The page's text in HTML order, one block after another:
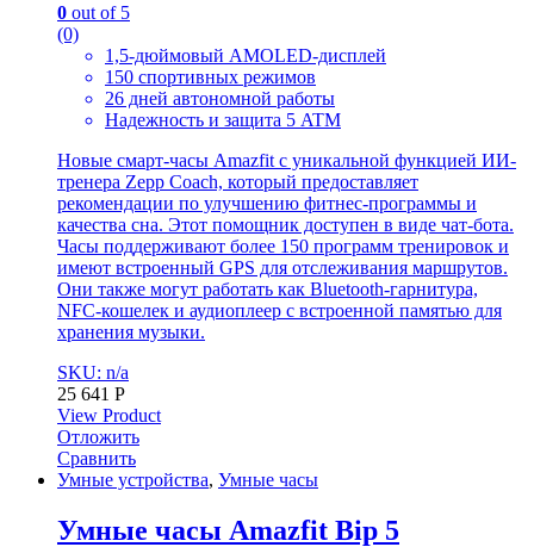
0 out of 5
(0)
1,5-дюймовый AMOLED-дисплей
150 спортивных режимов
26 дней автономной работы
Надежность и защита 5 ATM
Новые смарт-часы Amazfit с уникальной функцией ИИ-
тренера Zepp Coach, который предоставляет
рекомендации по улучшению фитнес-программы и
качества сна. Этот помощник доступен в виде чат-бота.
Часы поддерживают более 150 программ тренировок и
имеют встроенный GPS для отслеживания маршрутов.
Они также могут работать как Bluetooth-гарнитура,
NFC-кошелек и аудиоплеер с встроенной памятью для
хранения музыки.
SKU: n/a
25 641 Р
View Product
Отложить
Сравнить
Умные устройства, Умные часы
Умные часы Amazfit Bip 5